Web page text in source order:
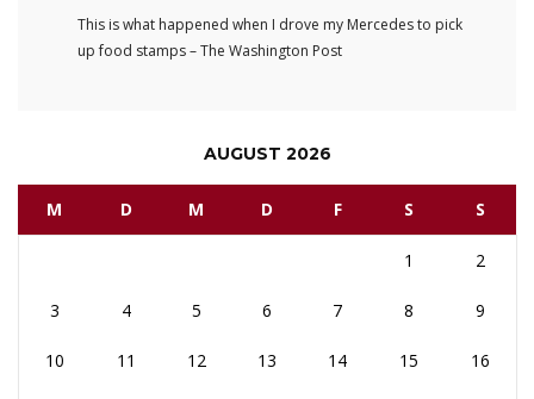
This is what happened when I drove my Mercedes to pick
up food stamps – The Washington Post
AUGUST 2026
M D M D F S S
1 2
3 4 5 6 7 8 9
10 11 12 13 14 15 16